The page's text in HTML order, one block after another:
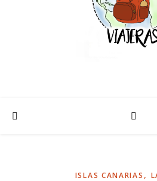
ISLAS CANARIAS ,